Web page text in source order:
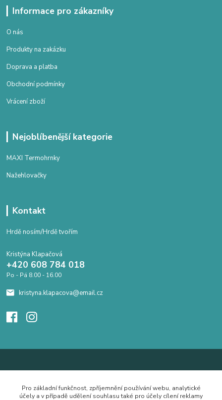
Informace pro zákazníky
O nás
Produkty na zakázku
Doprava a platba
Obchodní podmínky
Vrácení zboží
Nejoblíbenější kategorie
MAXI Termohrnky
Nažehlovačky
Kontakt
Hrdě nosím/Hrdě tvořím
Kristýna Klapačová
+420 608 784 018
Po - Pá 8.00 - 16.00
kristyna.klapacova@email.cz
Pro základní funkčnost, zpříjemnění používání webu, analytické
účely a v případě udělení souhlasu také pro účely cílení reklamy